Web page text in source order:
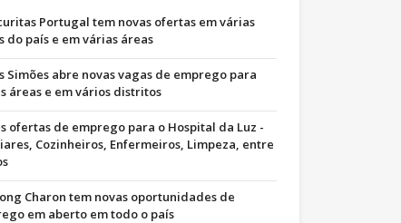
Portugal tem novas ofertas em várias
do país e em várias áreas
Simões abre novas vagas de emprego para
áreas e em vários distritos
ofertas de emprego para o Hospital da Luz -
Cozinheiros, Enfermeiros, Limpeza, entre
Charon tem novas oportunidades de
em aberto em todo o país